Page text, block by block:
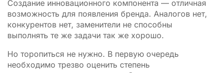
Создание инновационного компонента — отличная
возможность для появления бренда. Аналогов нет,
конкурентов нет, заменители не способны
выполнять те же задачи так же хорошо.
Но торопиться не нужно. В первую очередь
необходимо трезво оценить степень